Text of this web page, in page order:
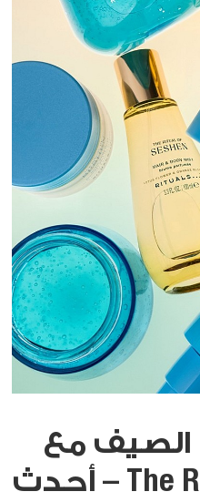
الصيف مع
The Ritual of Seshen – أحدث